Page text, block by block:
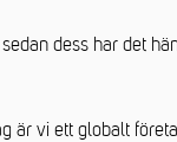
dess har det
är vi ett globalt